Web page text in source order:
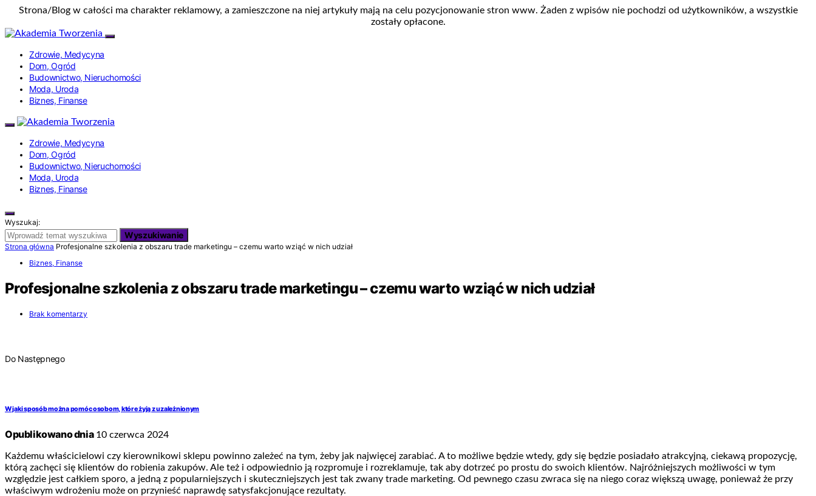
Strona/Blog w całości ma charakter reklamowy, a zamieszczone na niej artykuły mają na celu pozycjonowanie stron www. Żaden z wpisów nie pochodzi od użytkowników, a wszystkie
zostały opłacone.
Zdrowie, Medycyna
Dom, Ogród
Budownictwo, Nieruchomości
Moda, Uroda
Biznes, Finanse
Zdrowie, Medycyna
Dom, Ogród
Budownictwo, Nieruchomości
Moda, Uroda
Biznes, Finanse
Wyszukaj:
Wyszukiwanie
Strona główna Profesjonalne szkolenia z obszaru trade marketingu – czemu warto wziąć w nich udział
Biznes, Finanse
Profesjonalne szkolenia z obszaru trade marketingu – czemu warto wziąć w nich udział
Brak komentarzy
Do Następnego
W jaki sposób można pomóc osobom, które żyją z uzależnionym
Opublikowano dnia10 czerwca 2024
Każdemu właścicielowi czy kierownikowi sklepu powinno zależeć na tym, żeby jak najwięcej zarabiać. A to możliwe będzie wtedy, gdy się będzie posiadało atrakcyjną, ciekawą propozycję,
którą zachęci się klientów do robienia zakupów. Ale też i odpowiednio ją rozpromuje i rozreklamuje, tak aby dotrzeć po prostu do swoich klientów. Najróżniejszych możliwości w tym
względzie jest całkiem sporo, a jedną z popularniejszych i skuteczniejszych jest tak zwany trade marketing. Od pewnego czasu zwraca się na niego coraz większą uwagę, ponieważ że przy
właściwym wdrożeniu może on przynieść naprawdę satysfakcjonujące rezultaty.